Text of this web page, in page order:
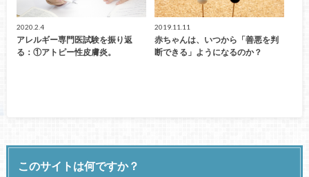
2020.2.4
アレルギー専門医試験を振り返
る：①アトピー性皮膚炎。
2019.11.11
赤ちゃんは、いつから「善悪を判
断できる」ようになるのか？
このサイトは何ですか？